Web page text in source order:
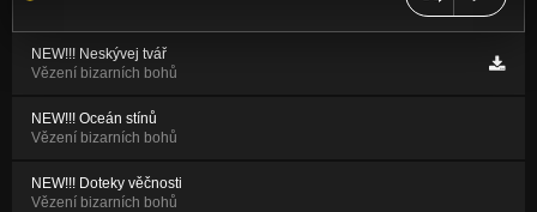
NEW!!! Neskývej tvář
Vězení bizarních bohů
NEW!!! Oceán stínů
Vězení bizarních bohů
NEW!!! Doteky věčnosti
Vězení bizarních bohů